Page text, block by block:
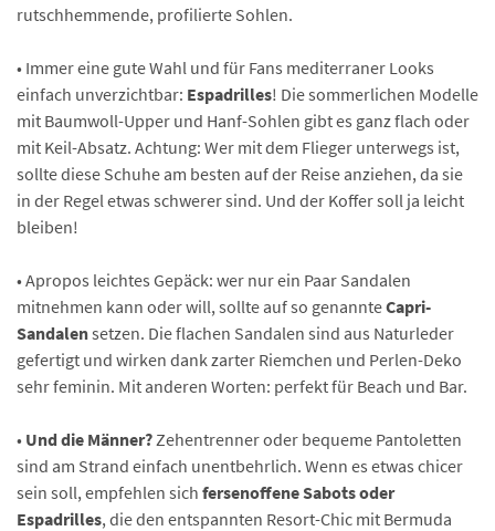
rutschhemmende, profilierte Sohlen.
• Immer eine gute Wahl und für Fans mediterraner Looks
einfach unverzichtbar: Espadrilles! Die sommerlichen Modelle
mit Baumwoll-Upper und Hanf-Sohlen gibt es ganz flach oder
mit Keil-Absatz. Achtung: Wer mit dem Flieger unterwegs ist,
sollte diese Schuhe am besten auf der Reise anziehen, da sie
in der Regel etwas schwerer sind. Und der Koffer soll ja leicht
bleiben!
• Apropos leichtes Gepäck: wer nur ein Paar Sandalen
mitnehmen kann oder will, sollte auf so genannteCapri-
Sandalensetzen. Die flachen Sandalen sind aus Naturleder
gefertigt und wirken dank zarter Riemchen und Perlen-Deko
sehr feminin. Mit anderen Worten: perfekt für Beach und Bar.
• Und die Männer? Zehentrenner oder bequeme Pantoletten
sind am Strand einfach unentbehrlich. Wenn es etwas chicer
sein soll, empfehlen sich fersenoffene Sabots oder
Espadrilles, die den entspannten Resort-Chic mit Bermuda